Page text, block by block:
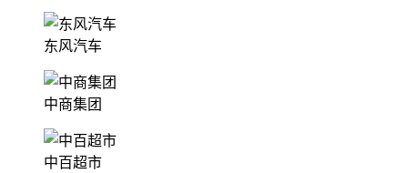
东风汽车
中商集团
中百超市